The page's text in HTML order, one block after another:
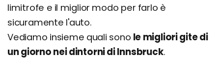
limitrofe e il miglior modo per farlo è
sicuramente l'auto.
Vediamo insieme quali sono le migliori gite di
un giorno nei dintorni di Innsbruck.